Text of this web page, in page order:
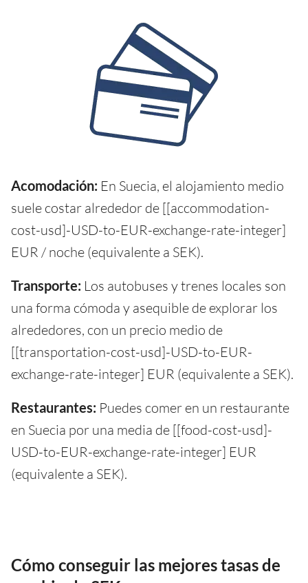
Acomodación: En Suecia, el alojamiento medio
suele costar alrededor de [[accommodation-
cost-usd]-USD-to-EUR-exchange-rate-integer]
EUR / noche (equivalente a SEK).
Transporte: Los autobuses y trenes locales son
una forma cómoda y asequible de explorar los
alrededores, con un precio medio de
[[transportation-cost-usd]-USD-to-EUR-
exchange-rate-integer] EUR (equivalente a SEK).
Restaurantes: Puedes comer en un restaurante
en Suecia por una media de [[food-cost-usd]-
USD-to-EUR-exchange-rate-integer] EUR
(equivalente a SEK).
Cómo conseguir las mejores tasas de